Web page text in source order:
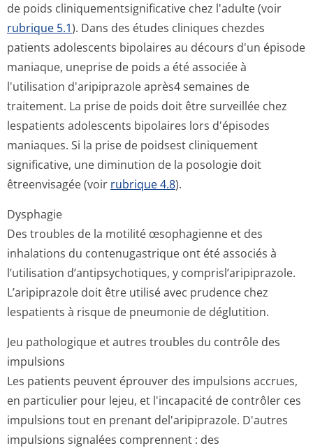
de poids cliniquementsig­nificative chez l'adulte (voir
rubrique 5.1). Dans des études cliniques chezdes
patients adolescents bipolaires au décours d'un épisode
maniaque, uneprise de poids a été associée à
l'utilisation d'aripiprazole après4 semaines de
traitement. La prise de poids doit être surveillée chez
lespatients adolescents bipolaires lors d'épisodes
maniaques. Si la prise de poidsest cliniquement
significative, une diminution de la posologie doit
êtreenvisagée (voir rubrique 4.8).
Dysphagie
Des troubles de la motilité œsophagienne et des
inhalations du contenugastrique ont été associés à
l’utilisation d’antipsychotiques, y comprisl’aripi­prazole.
L’aripiprazole doit être utilisé avec prudence chez
lespatients à risque de pneumonie de déglutition.
Jeu pathologique et autres troubles du contrôle des
impulsions
Les patients peuvent éprouver des impulsions accrues,
en particulier pour lejeu, et l'incapacité de contrôler ces
impulsions tout en prenant del'aripiprazole. D'autres
impulsions signalées comprennent : des